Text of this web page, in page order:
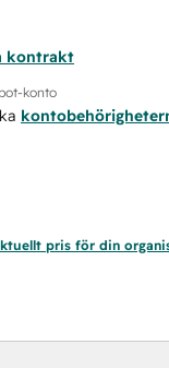
kontrakt
konto
pris för din